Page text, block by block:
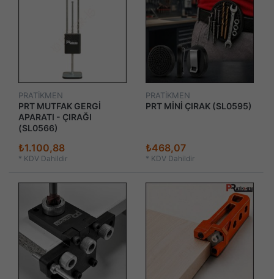
PRATİKMEN
PRT MUTFAK GERGİ
APARATI - ÇIRAĞI
(SL0566)
₺1.100,88
* KDV Dahildir
PRATİKMEN
PRT MİNİ ÇIRAK (SL0595)
₺468,07
* KDV Dahildir